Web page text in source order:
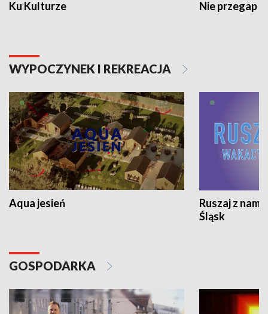
Ku Kulturze Nie przegap
WYPOCZYNEK I REKREACJA
Aqua jesień
Ruszaj z
Śląsk
GOSPODARKA